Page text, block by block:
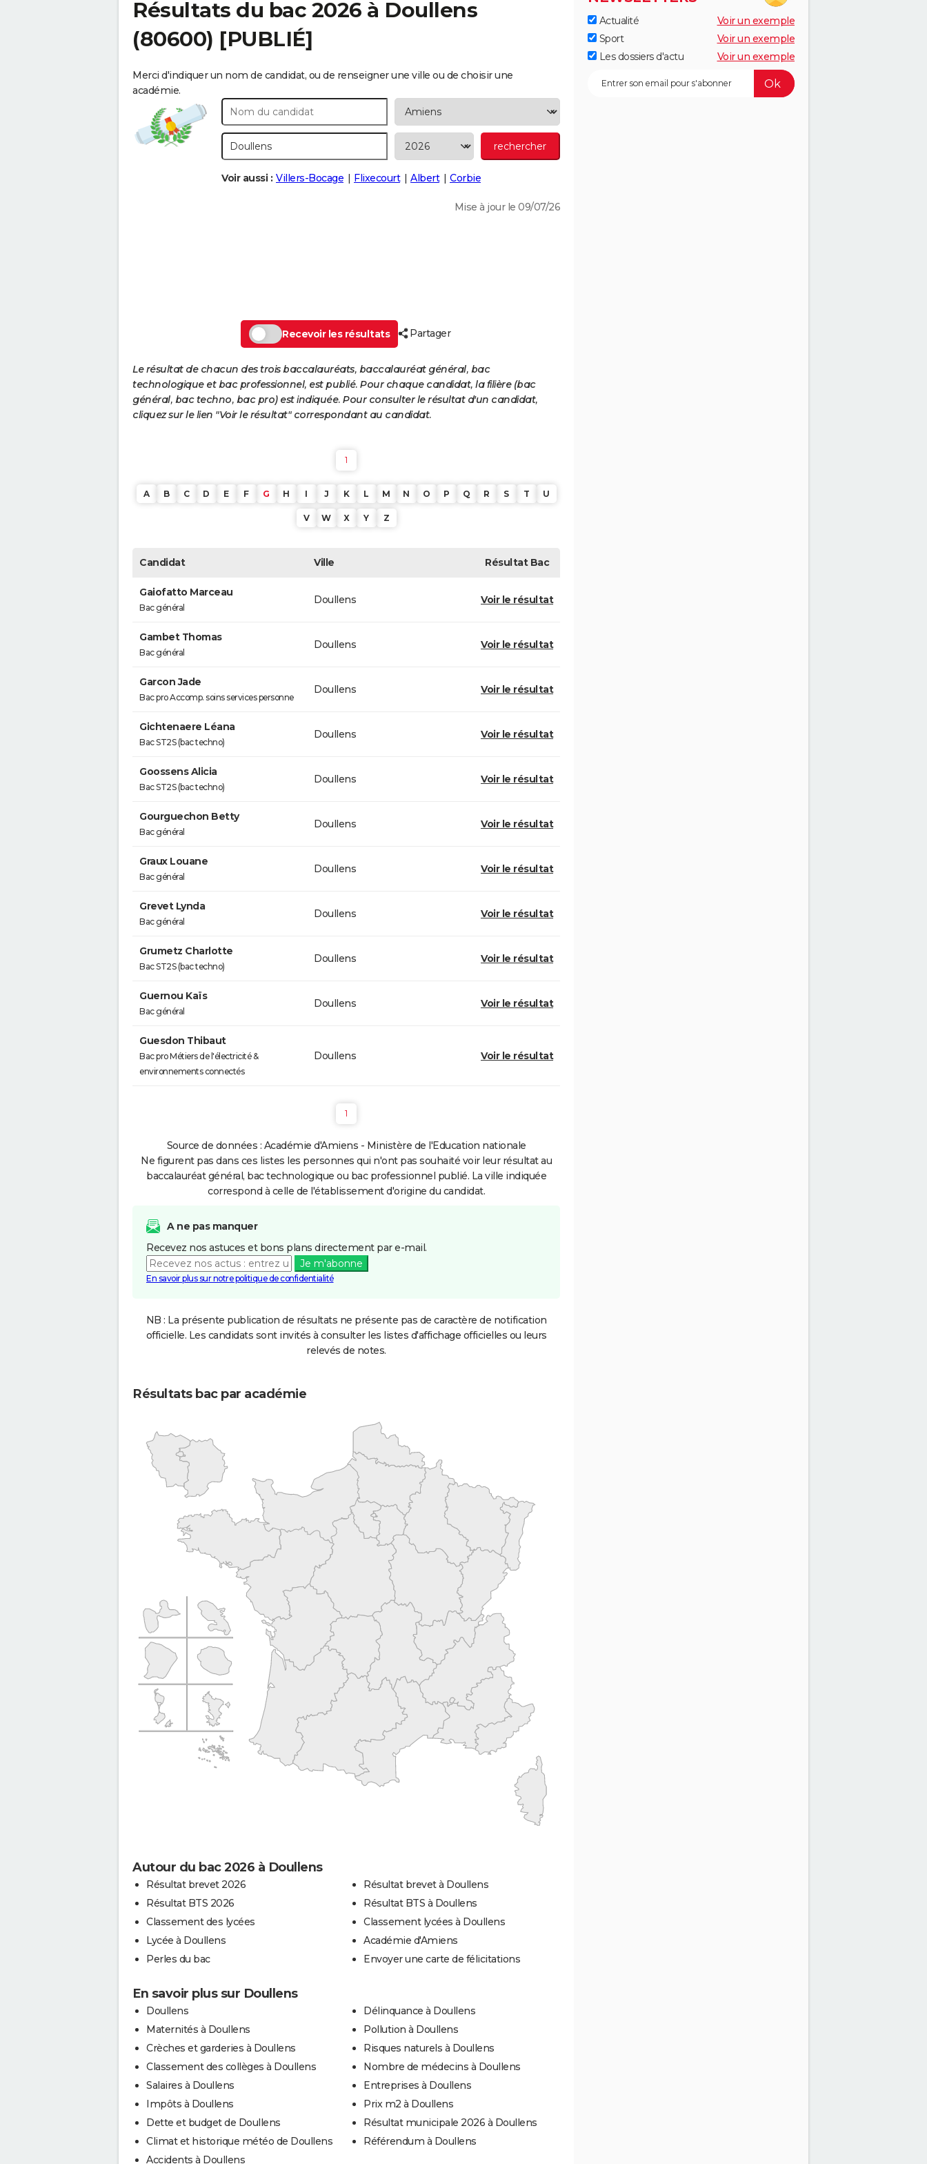
Résultats du bac 2026 à Doullens
(80600) [PUBLIÉ]
Merci d'indiquer un nom de candidat, ou de renseigner une ville ou de choisir une
académie.
Voir aussi : Villers-Bocage Flixecourt Albert Corbie
Mise à jour le 09/07/26
Recevoir les résultats Partager
Le résultat de chacun des trois baccalauréats, baccalauréat général, bac
technologique et bac professionnel, est publié. Pour chaque candidat, la filière (bac
général, bac techno, bac pro) est indiquée. Pour consulter le résultat d'un candidat,
cliquez sur le lien "Voir le résultat" correspondant au candidat.
1
A B C D E F G H I J K L M N O P Q R S T U
V W X Y Z
Candidat Ville RésultatBac
Gaiofatto Marceau
Bac général
Doullens Voir le résultat
Gambet Thomas
Bac général
Doullens Voir le résultat
Garcon Jade
Bac pro Accomp. soins services personne
Doullens Voir le résultat
Gichtenaere Léana
Bac ST2S (bac techno)
Doullens Voir le résultat
Goossens Alicia
Bac ST2S (bac techno)
Doullens Voir le résultat
Gourguechon Betty
Bac général
Doullens Voir le résultat
Graux Louane
Bac général
Doullens Voir le résultat
Grevet Lynda
Bac général
Doullens Voir le résultat
Grumetz Charlotte
Bac ST2S (bac techno)
Doullens Voir le résultat
Guernou Kaïs
Bac général
Doullens Voir le résultat
Guesdon Thibaut
Bac pro Métiers de l'électricité &
environnements connectés
Doullens Voir le résultat
1
Source de données : Académie d'Amiens - Ministère de l'Education nationale
Ne figurent pas dans ces listes les personnes qui n'ont pas souhaité voir leur résultat au
baccalauréat général, bac technologique ou bac professionnel publié. La ville indiquée
correspond à celle de l'établissement d'origine du candidat.
A ne pas manquer
Recevez nos astuces et bons plans directement par e-mail.
Je m'abonne
En savoir plus sur notre politique de confidentialité
NB : La présente publication de résultats ne présente pas de caractère de notification
officielle. Les candidats sont invités à consulter les listes d'affichage officielles ou leurs
relevés de notes.
Résultats bac par académie
Autour du bac 2026 à Doullens
Résultat brevet 2026
Résultat BTS 2026
Classement des lycées
Lycée à Doullens
Perles du bac
Résultat brevet à Doullens
Résultat BTS à Doullens
Classement lycées à Doullens
Académie d'Amiens
Envoyer une carte de félicitations
En savoir plus sur Doullens
Doullens
Maternités à Doullens
Crèches et garderies à Doullens
Classement des collèges à Doullens
Salaires à Doullens
Impôts à Doullens
Dette et budget de Doullens
Climat et historique météo de Doullens
Accidents à Doullens
Délinquance à Doullens
Pollution à Doullens
Risques naturels à Doullens
Nombre de médecins à Doullens
Entreprises à Doullens
Prix m2 à Doullens
Résultat municipale 2026 à Doullens
Référendum à Doullens
Actualité
Voir un exemple
Sport
Voir un exemple
Les dossiers d'actu
Voir un exemple